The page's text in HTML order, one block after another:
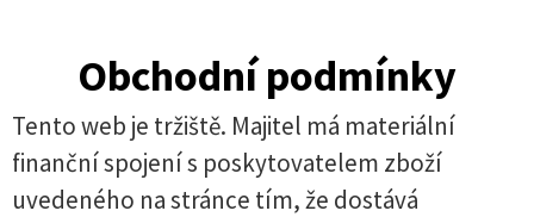
Obchodní podmínky
Tento web je tržiště. Majitel má materiální
finanční spojení s poskytovatelem zboží
uvedeného na stránce tím, že dostává